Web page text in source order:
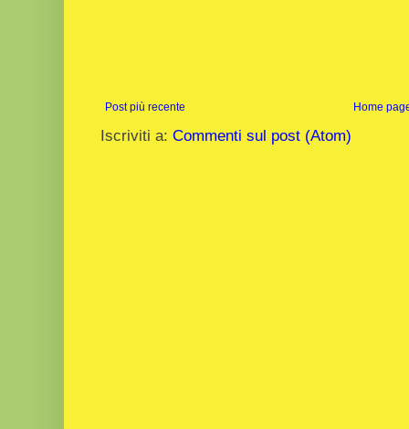
Post più recente Home
Iscriviti a: Commenti sul post (Atom)